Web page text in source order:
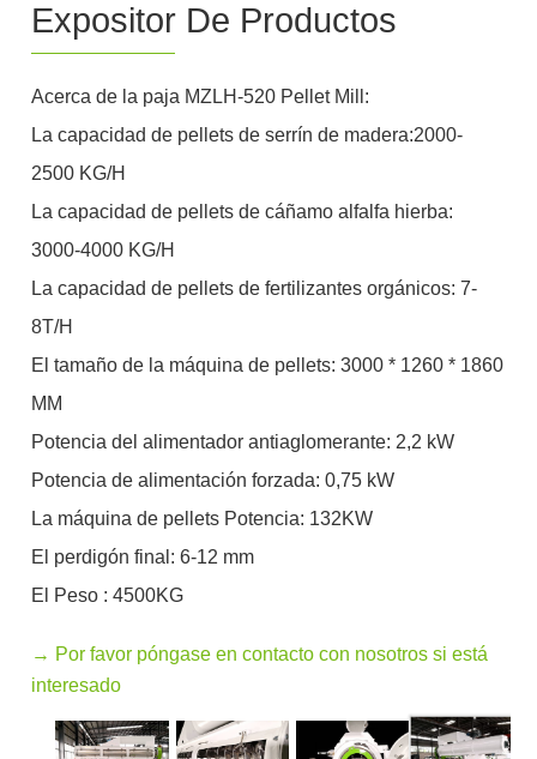
Expositor De Productos
Acerca de la paja MZLH-520 Pellet Mill:
La capacidad de pellets de serrín de madera:2000-
2500 KG/H
La capacidad de pellets de cáñamo alfalfa hierba:
3000-4000 KG/H
La capacidad de pellets de fertilizantes orgánicos: 7-
8T/H
El tamaño de la máquina de pellets: 3000 * 1260 * 1860
MM
Potencia del alimentador antiaglomerante: 2,2 kW
Potencia de alimentación forzada: 0,75 kW
La máquina de pellets Potencia: 132KW
El perdigón final: 6-12 mm
El Peso : 4500KG
→ Por favor póngase en contacto con nosotros si está
interesado